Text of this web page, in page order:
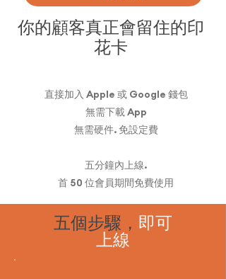
你的顧客真正會留住的印
花卡
直接加入 Apple 或 Google 錢包
無需下載 App
無需硬件. 免設定費
五分鐘內上線.
首 50 位會員期間免費使用
五個步驟， 即可
上線